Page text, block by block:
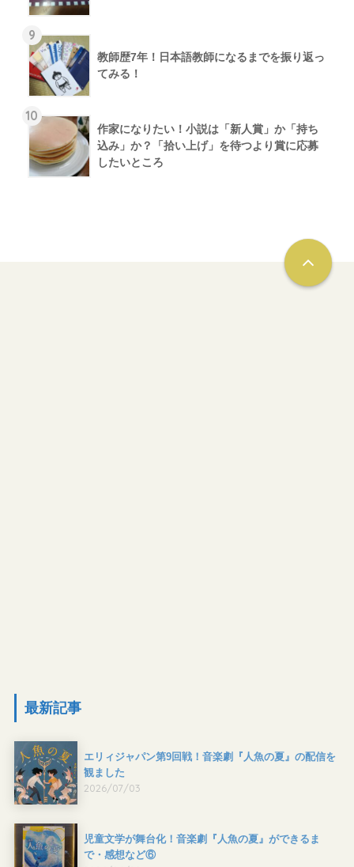
9
教師歴7年！日本語教師になるまでを振り返っ
てみる！
10
作家になりたい！小説は「新人賞」か「持ち
込み」か？「拾い上げ」を待つより賞に応募
したいところ
最新記事
エリィジャパン第9回戦！音楽劇『人魚の夏』の配信を
観ました
2026/07/03
児童文学が舞台化！音楽劇『人魚の夏』ができるま
で・感想など⑥